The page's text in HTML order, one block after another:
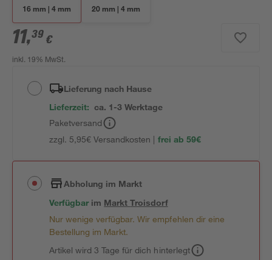
16 mm | 4 mm 20 mm | 4 mm
11,39 €
inkl. 19% MwSt.
Lieferung nach Hause
Lieferzeit: ca. 1-3 Werktage
Paketversand
zzgl. 5,95€ Versandkosten | frei ab 59€
Abholung im Markt
Verfügbar im MarktTroisdorf
Nur wenige verfügbar. Wir empfehlen dir eine
Bestellung im Markt.
Artikel wird 3 Tage für dich hinterlegt